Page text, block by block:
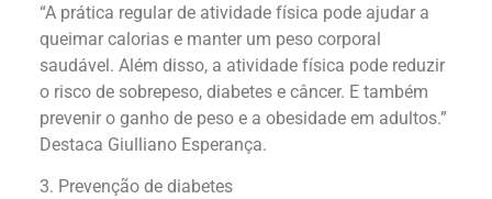
“A prática regular de atividade física pode ajudar a
queimar calorias e manter um peso corporal
saudável. Além disso, a atividade física pode reduzir
o risco de sobrepeso, diabetes e câncer. E também
prevenir o ganho de peso e a obesidade em adultos.”
Destaca Giulliano Esperança.
3. Prevenção de diabetes